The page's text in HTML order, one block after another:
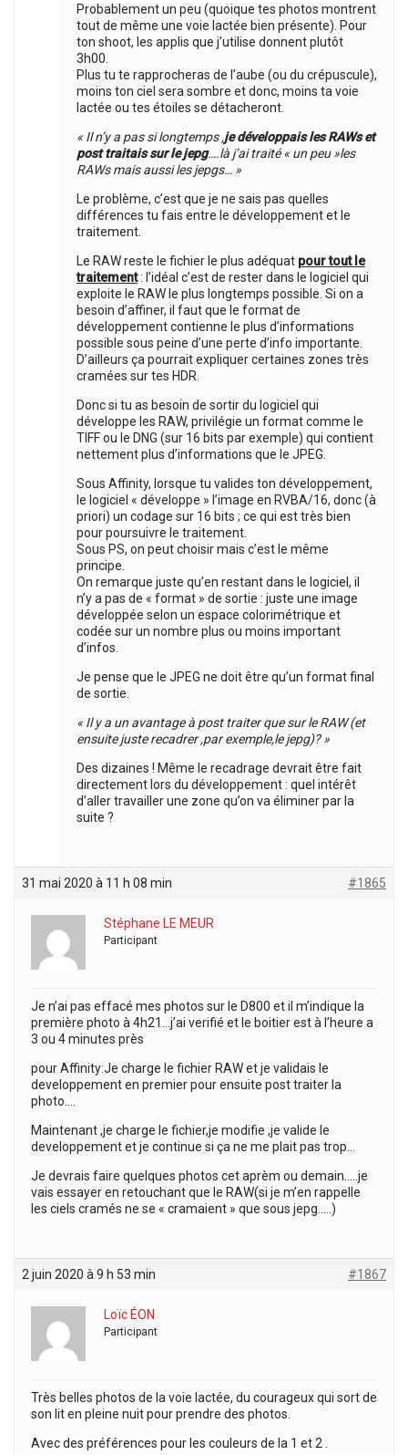
Probablement un peu (quoique tes photos montrent
tout de même une voie lactée bien présente). Pour
ton shoot, les applis que j’utilise donnent plutôt
3h00.
Plus tu te rapprocheras de l’aube (ou du crépuscule),
moins ton ciel sera sombre et donc, moins ta voie
lactée ou tes étoiles se détacheront.
« Il n’y a pas si longtemps ,je développais les RAWs et
post traitais sur le jepg….là j’ai traité « un peu »les
RAWs mais aussi les jepgs… »
Le problème, c’est que je ne sais pas quelles
différences tu fais entre le développement et le
traitement.
Le RAW reste le fichier le plus adéquat pour tout le
traitement: l’idéal c’est de rester dans le logiciel qui
exploite le RAW le plus longtemps possible. Si on a
besoin d’affiner, il faut que le format de
développement contienne le plus d’informations
possible sous peine d’une perte d’info importante.
D’ailleurs ça pourrait expliquer certaines zones très
cramées sur tes HDR.
Donc si tu as besoin de sortir du logiciel qui
développe les RAW, privilégie un format comme le
TIFF ou le DNG (sur 16 bits par exemple) qui contient
nettement plus d’informations que le JPEG.
Sous Affinity, lorsque tu valides ton développement,
le logiciel « développe » l’image en RVBA/16, donc (à
priori) un codage sur 16 bits ; ce qui est très bien
pour poursuivre le traitement.
Sous PS, on peut choisir mais c’est le même
principe.
On remarque juste qu’en restant dans le logiciel, il
n’y a pas de « format » de sortie : juste une image
développée selon un espace colorimétrique et
codée sur un nombre plus ou moins important
d’infos.
Je pense que le JPEG ne doit être qu’un format final
de sortie.
« Il y a un avantage à post traiter que sur le RAW (et
ensuite juste recadrer ,par exemple,le jepg)? »
Des dizaines ! Même le recadrage devrait être fait
directement lors du développement : quel intérêt
d’aller travailler une zone qu’on va éliminer par la
suite ?
31 mai 2020 à 11 h 08 min #1865
Stéphane LE MEUR
Participant
Je n’ai pas effacé mes photos sur le D800 et il m’indique la
première photo à 4h21…j’ai verifié et le boitier est à l’heure a
3 ou 4 minutes près
pour Affinity:Je charge le fichier RAW et je validais le
developpement en premier pour ensuite post traiter la
photo….
Maintenant ,je charge le fichier,je modifie ,je valide le
developpement et je continue si ça ne me plait pas trop…
Je devrais faire quelques photos cet aprèm ou demain…..je
vais essayer en retouchant que le RAW(si je m’en rappelle
les ciels cramés ne se « cramaient » que sous jepg…..)
2 juin 2020 à 9 h 53 min #1867
Loïc ÉON
Participant
Très belles photos de la voie lactée, du courageux qui sort de
son lit en pleine nuit pour prendre des photos.
Avec des préférences pour les couleurs de la 1 et 2 .